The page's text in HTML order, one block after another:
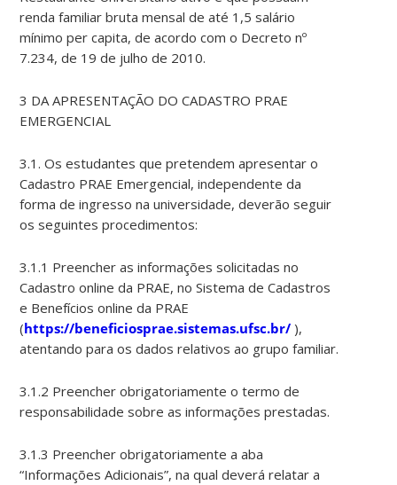
renda familiar bruta mensal de até 1,5 salário
mínimo per capita, de acordo com o Decreto nº
7.234, de 19 de julho de 2010.
3 DA APRESENTAÇÃO DO CADASTRO PRAE
EMERGENCIAL
3.1. Os estudantes que pretendem apresentar o
Cadastro PRAE Emergencial, independente da
forma de ingresso na universidade, deverão seguir
os seguintes procedimentos:
3.1.1 Preencher as informações solicitadas no
Cadastro online da PRAE, no Sistema de Cadastros
e Benefícios online da PRAE
(https://beneficiosprae.sistemas.ufsc.br/ ),
atentando para os dados relativos ao grupo familiar.
3.1.2 Preencher obrigatoriamente o termo de
responsabilidade sobre as informações prestadas.
3.1.3 Preencher obrigatoriamente a aba
“Informações Adicionais”, na qual deverá relatar a